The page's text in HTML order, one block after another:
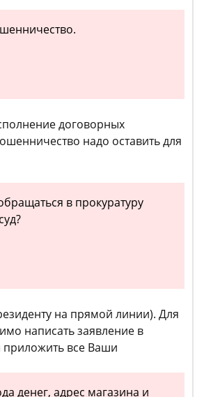
договорных
надо оставить для
в прокуратуру
на прямой линии). Для
написать заявление в
приложить все Ваши
денег, адрес магазина и